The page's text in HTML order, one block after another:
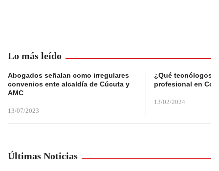
Lo más leído
Abogados señalan como irregulares
convenios ente alcaldía de Cúcuta y
AMC
13/07/2023
¿Qué tecnólogos
profesional en
13/02/2024
Últimas Noticias